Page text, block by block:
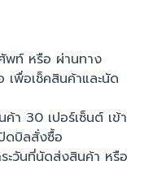
พท์ หรือ ผ่านทาง
เพื่อเช็คสินค้าและนัด
า 30 เปอร์เซ็นต์ เข้า
ดบิลสั่งซื้อ
ะวันที่นัดส่งสินค้า หรือ